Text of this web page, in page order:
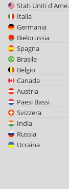
Italia
Germania
Bielorussia
Spagna
Brasile
Belgio
Canada
Austria
Paesi Bassi
Svizzera
India
Russia
Ucraina